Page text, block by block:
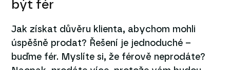
být fér
Jak získat důvěru klienta, abychom mohli
úspěšně prodat? Řešení je jednoduché –
buďme fér. Myslíte si, že férově neprodáte?